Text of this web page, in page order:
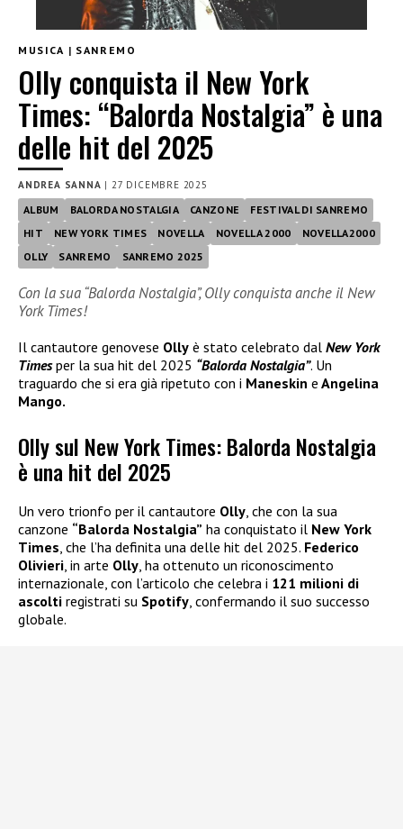
MUSICA | SANREMO
Olly conquista il New York
Times: “Balorda Nostalgia” è una
delle hit del 2025
ANDREA SANNA |27 DICEMBRE 2025
ALBUM BALORDA NOSTALGIA CANZONE
FESTIVAL DI SANREMO
HIT
NEW YORK TIMES NOVELLA NOVELLA 2000
NOVELLA2000
OLLY
SANREMO SANREMO 2025
Con la sua “Balorda Nostalgia”, Olly conquista anche il New
York Times!
Il cantautore genovese Olly è stato celebrato dal New York
Timesper la sua hit del 2025 “Balorda Nostalgia”. Un
traguardo che si era già ripetuto con i Maneskin e Angelina
Mango.
Olly sul New York Times: Balorda Nostalgia
è una hit del 2025
Un vero trionfo per il cantautore Olly, che con la sua
canzone “Balorda Nostalgia” ha conquistato il New York
Times, che l’ha definita una delle hit del 2025. Federico
Olivieri, in arte Olly, ha ottenuto un riconoscimento
internazionale, con l’articolo che celebra i 121 milioni di
ascolti registrati su Spotify, confermando il suo successo
globale.